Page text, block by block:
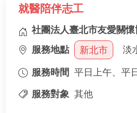
就醫陪伴志工
社團法人臺北市友愛關
服務地點
新北市
淡
服務時間 平日上午、平
服務對象 其他